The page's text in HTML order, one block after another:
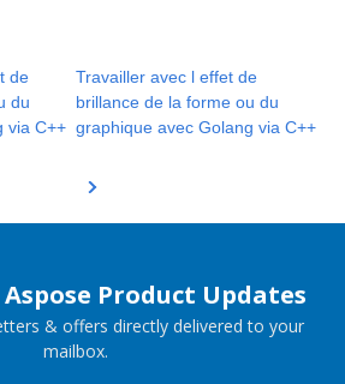
de
du
via C++
Travailler avec l effet de
brillance de la forme ou du
graphique avec Golang via C++
Product Updates
& offers directly delivered to your
mailbox.